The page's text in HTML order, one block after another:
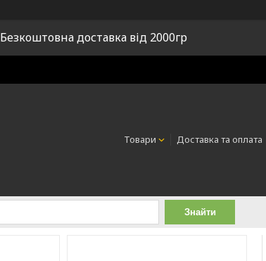
Безкоштовна доставка від 2000гр
Товари Доставка та оплата
Знайти